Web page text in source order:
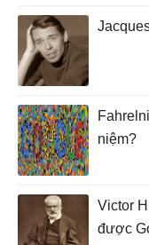
niệm?
Victor
được